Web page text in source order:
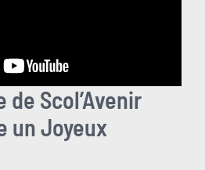
de Scol’Avenir
un Joyeux